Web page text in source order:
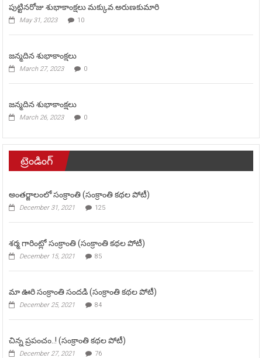
పుట్టినరోజు శుభాకాంక్షలు మక్కువ.అరుణకుమారి
May 31, 2023 10
జన్మదిన శుభాకాంక్షలు
March 27, 2023 0
జన్మదిన శుభాకాంక్షలు
March 26, 2023 0
ట్రెండింగ్
అంతర్జాలంలో సంక్రాంతి (సంక్రాంతి కథల పోటీ)
December 31, 2021 125
శర్మ గారింట్లో సంక్రాంతి (సంక్రాంతి కథల పోటీ)
December 15, 2021 85
మా ఊరి సంక్రాంతి సందడి (సంక్రాంతి కథల పోటీ)
December 25, 2021 84
చిన్న ప్రపంచం..! (సంక్రాంతి కథల పోటీ)
December 27, 2021 76